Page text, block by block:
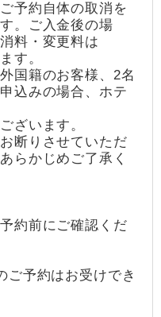
予約自体の取消を
。ご入金後の場
料・変更料は
す。
国籍のお客様、2名
込みの場合、ホテ
ざいます。
断りさせていただ
らかじめご了承く
約前にご確認くだ
ご予約はお受けでき